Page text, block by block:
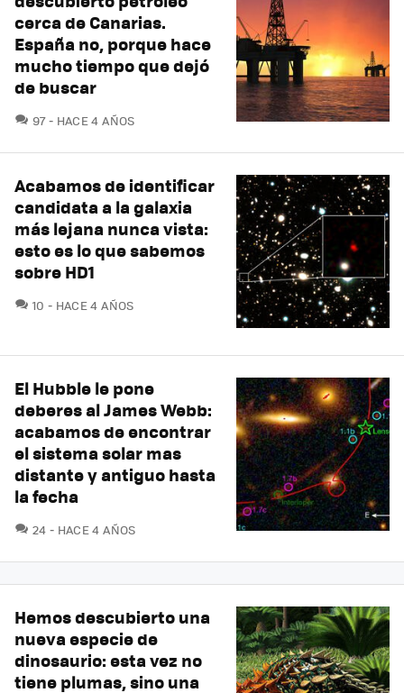
cerca de Canarias.
España no, porque hace
mucho tiempo que dejó
de buscar
97COMENTARIOS
HACE 4 AÑOS
Acabamos de identificar
candidata a la galaxia
más lejana nunca vista:
esto es lo que sabemos
sobre HD1
10 COMENTARIOS
HACE 4 AÑOS
El Hubble le pone
deberes al James Webb:
acabamos de encontrar
el sistema solar mas
distante y antiguo hasta
la fecha
24 COMENTARIOS
HACE 4 AÑOS
Hemos descubierto una
nueva especie de
dinosaurio: esta vez no
tiene plumas, sino una